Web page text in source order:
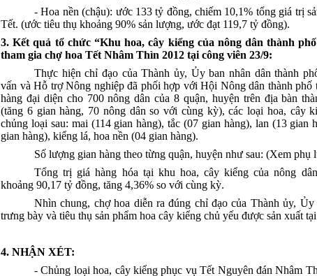
- Hoa nền (chậu): ước 133 tỷ đồng, chiếm 10,1% tổng giá trị
Tết. (ước tiêu thụ khoảng 90% sản lượng, ước đạt 119,7 tỷ đồng).
3. Kết quả tổ chức “Khu hoa, cây kiểng của nông dân thành
tham gia chợ hoa Tết Nhâm Thìn 2012 tại công viên 23/9:
Thực hiện chỉ đạo của Thành ủy, Ủy ban nhân dân thành
vấn và Hỗ trợ Nông nghiệp đã phối hợp với Hội Nông dân thành phố
hàng đại diện cho 700 nông dân của 8 quận, huyện trên địa bàn
(tăng 6 gian hàng, 70 nông dân so với cùng kỳ), các loại hoa, cây
chủng loại sau: mai (114 gian hàng), tắc (07 gian hàng), lan (13 gian
gian hàng), kiểng lá, hoa nền (04 gian hàng).
Số lượng gian hàng theo từng quận, huyện như sau: (Xem phụ
Tổng trị giá hàng hóa tại khu hoa, cây kiểng của nông
khoảng 90,17 tỷ đồng, tăng 4,36% so với cùng kỳ.
Nhìn chung, chợ hoa diễn ra đúng chỉ đạo của Thành ủy, Ủy
trưng bày và tiêu thụ sản phẩm hoa cây kiểng chủ yếu được sản xuất
4. NHẬN XÉT:
- Chủng loại hoa, cây kiểng phục vụ Tết Nguyên đán Nhâm